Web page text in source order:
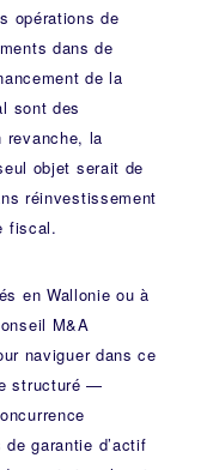
opérations de
dans de
de la
sont des
revanche, la
objet serait de
réinvestissement
fiscal.
en Wallonie ou à
M&A
naviguer dans ce
structuré —
garantie d’actif